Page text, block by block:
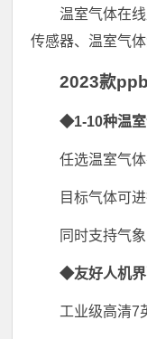
温室气体在
传感器、温室气
2023款
◆1-10种温室
任选温室气
目标气体可
同时支持气
◆友好人机界
工业级高清7